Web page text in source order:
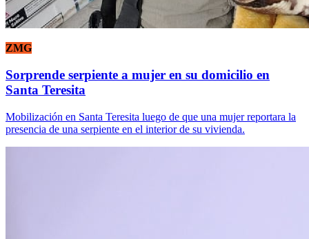
ZMG
Sorprende serpiente a mujer en su domicilio en
Santa Teresita
Mobilización en Santa Teresita luego de que una mujer reportara la
presencia de una serpiente en el interior de su vivienda.